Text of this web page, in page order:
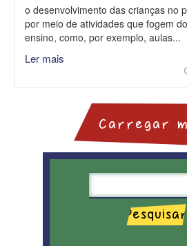
o desenvolvimento das crianças no
por meio de atividades que fogem
ensino, como, por exemplo, aulas...
Ler mais
Carregar